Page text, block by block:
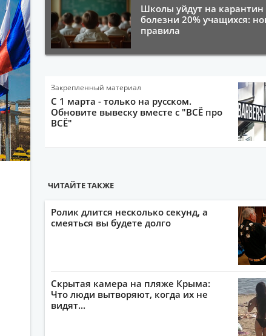
Школы уйдут на карантин
болезни 20% учащихся:
правила
Закрепленный материал
С 1 марта - только на русском.
Обновите вывеску вместе с "ВСЁ про
ВСЁ"
ЧИТАЙТЕ ТАКЖЕ
Ролик длится несколько секунд, а
смеяться вы будете долго
Скрытая камера на пляже Крыма:
Что люди вытворяют, когда их не
видят...